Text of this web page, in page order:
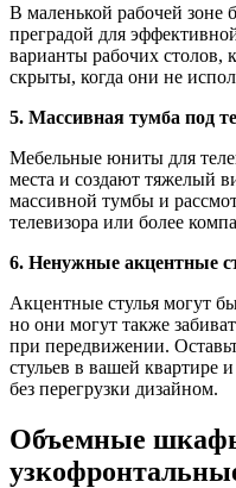
В маленькой рабочей зоне
преградой для
варианты рабочих столов,
скрыты, когда они не
5. Массивная тумба под
Мебельные юниты для
места и создают тяжелый
массивной тумбы и
телевизора или более
6. Ненужные акцентные
Акцентные стулья могут
но они могут также
при передвижении.
стульев в вашей квартире
без перегрузки дизайном.
Объемные